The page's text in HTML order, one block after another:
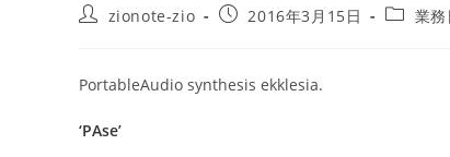
投
zionote-zio
投
開
日:
2016年3月15日
投
業
PortableAudio synthesis ekklesia.
‘PAse’